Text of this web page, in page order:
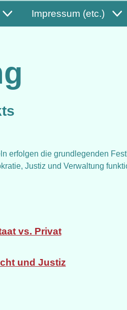
Impressum (etc.)
erfolgen die grundlegenden
Justiz und Verwaltung
vs. Privat
und Justiz